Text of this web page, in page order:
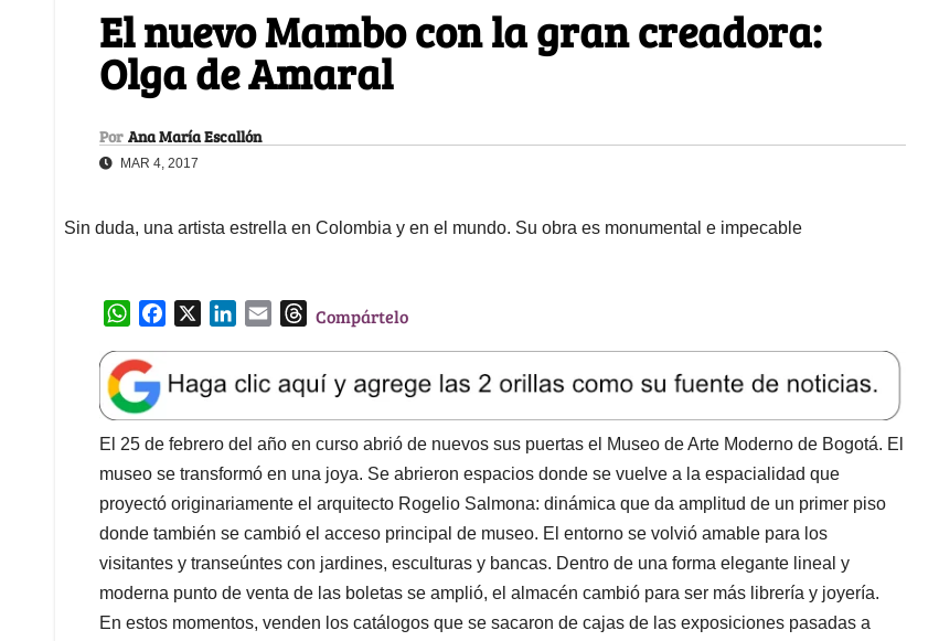
El nuevo Mambo con la gran creadora:
Olga de Amaral
Por Ana María Escallón
MAR 4, 2017
Sin duda, una artista estrella en Colombia y en el mundo. Su obra es monumental e impecable
W
a
t
s
A
p
p
e
b
o
o
k
k
e
d
I
n
l
T
e
a
d
s
Compártelo
El 25 de febrero del año en curso abrió de nuevos sus puertas el Museo de Arte Moderno de Bogotá. El
museo se transformó en una joya. Se abrieron espacios donde se vuelve a la espacialidad que
proyectó originariamente el arquitecto Rogelio Salmona: dinámica que da amplitud de un primer piso
donde también se cambió el acceso principal de museo. El entorno se volvió amable para los
visitantes y transeúntes con jardines, esculturas y bancas. Dentro de una forma elegante lineal y
moderna punto de venta de las boletas se amplió, el almacén cambió para ser más librería y joyería.
En estos momentos, venden los catálogos que se sacaron de cajas de las exposiciones pasadas a